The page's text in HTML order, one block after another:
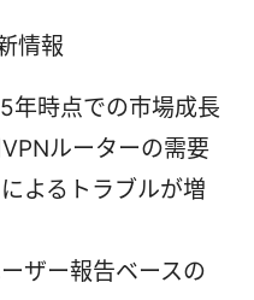
情報
年時点での市場成長
ルーターの需要
よるトラブルが増
ザー報告ベースの